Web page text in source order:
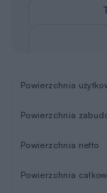
Powierzchnia
Powierzchnia
Powierzchnia netto
Powierzchnia